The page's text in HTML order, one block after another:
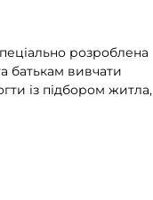
розроблена
батькам вивчати
із підбором житла,